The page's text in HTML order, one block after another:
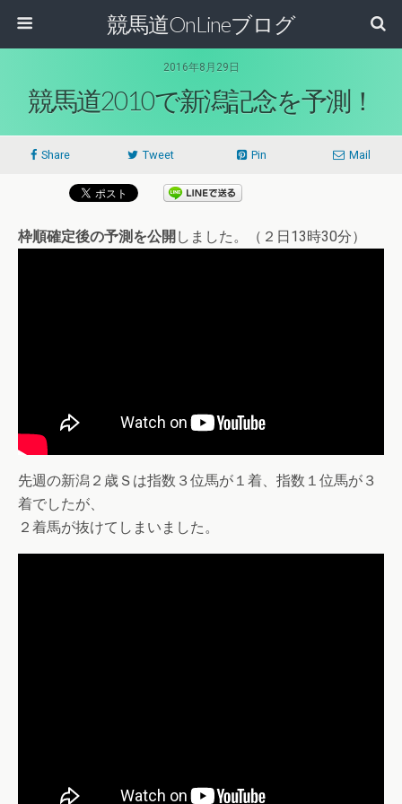
競馬道OnLineブログ
2016年8月29日
競馬道2010で新潟記念を予測！
Share Tweet Pin Mail
枠順確定後の予測を公開 しました。（２日13時30分）
先週の新潟２歳Ｓは指数３位馬が１着、指数１位馬が３
着でしたが、
２着馬が抜けてしまいました。